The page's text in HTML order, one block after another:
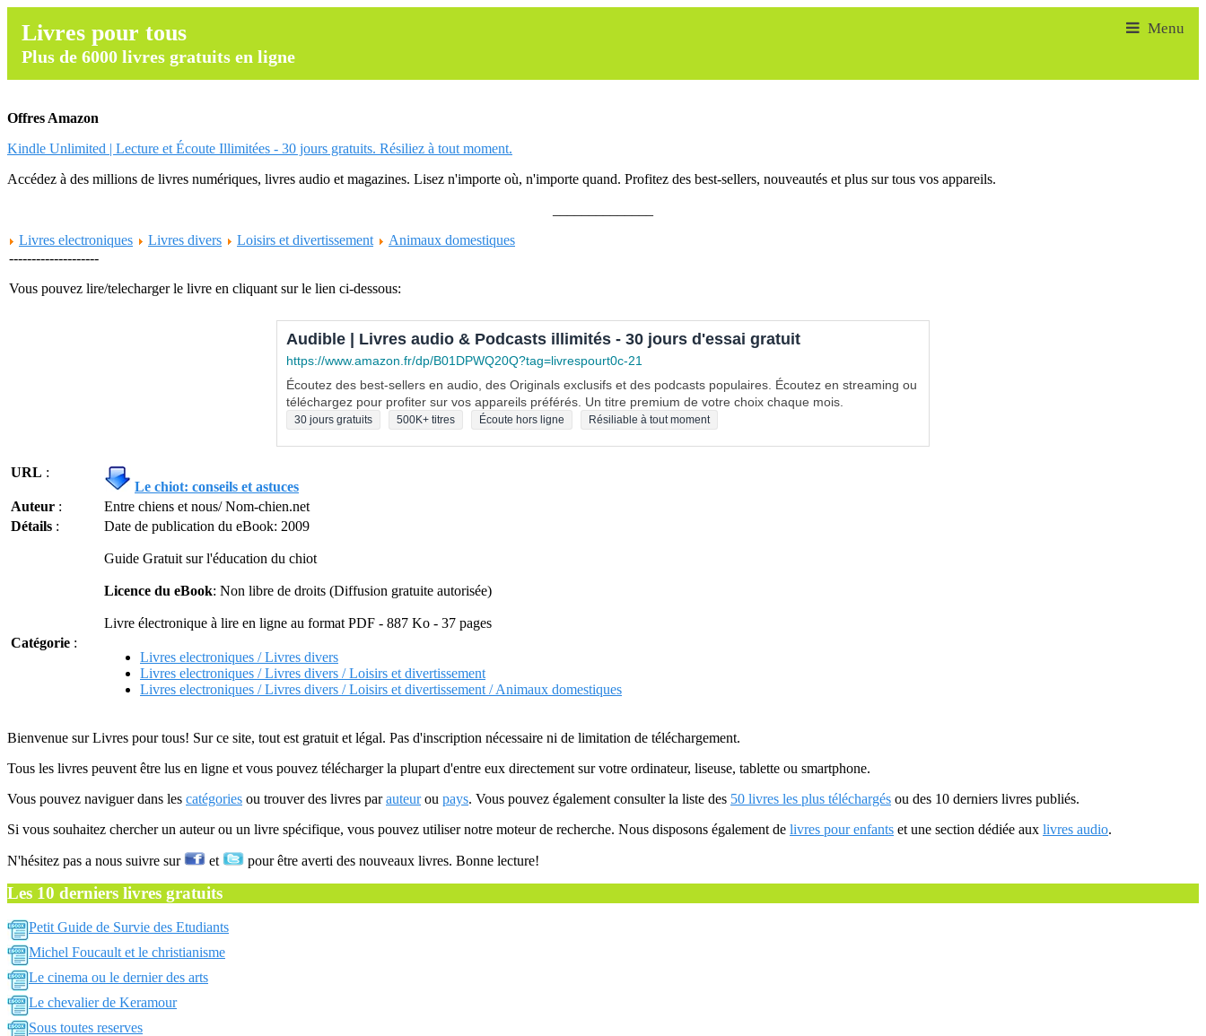
Livres pour tous
Plus de 6000 livres gratuits en ligne
Offres Amazon
Kindle Unlimited | Lecture et Écoute Illimitées - 30 jours gratuits. Résiliez à tout moment.
Accédez à des millions de livres numériques, livres audio et magazines. Lisez n'importe où, n'importe quand. Profitez des best-sellers, nouveautés et plus sur tous vos appareils.
Livres electroniques
Livres divers Loisirs et divertissement
Animaux domestiques
--------------------
Vous pouvez lire/telecharger le livre en cliquant sur le lien ci-dessous:
Audible | Livres audio & Podcasts illimités - 30 jours d'essai gratuit
https://www.amazon.fr/dp/B01DPWQ20Q?tag=livrespourt0c-21
Écoutez des best-sellers en audio, des Originals exclusifs et des podcasts populaires. Écoutez en streaming ou
téléchargez pour profiter sur vos appareils préférés. Un titre premium de votre choix chaque mois.
30 jours gratuits 500K+ titres Écoute hors ligne Résiliable à tout moment
URL :
Le chiot: conseils et astuces
Auteur :
Entre chiens et nous/ Nom-chien.net
Détails : Date de publication du eBook: 2009
Guide Gratuit sur l'éducation du chiot
Licence du eBook: Non libre de droits (Diffusion gratuite autorisée)
Livre électronique à lire en ligne au format PDF - 887 Ko - 37 pages
Catégorie :
Livres electroniques / Livres divers
Livres electroniques / Livres divers / Loisirs et divertissement
Livres electroniques / Livres divers / Loisirs et divertissement / Animaux domestiques
Bienvenue sur Livres pour tous! Sur ce site, tout est gratuit et légal. Pas d'inscription nécessaire ni de limitation de téléchargement.
Tous les livres peuvent être lus en ligne et vous pouvez télécharger la plupart d'entre eux directement sur votre ordinateur, liseuse, tablette ou smartphone.
Vous pouvez naviguer dans les catégories ou trouver des livres parauteurou pays. Vous pouvez également consulter la liste des 50 livres les plus téléchargés ou des 10 derniers livres publiés.
Si vous souhaitez chercher un auteur ou un livre spécifique, vous pouvez utiliser notre moteur de recherche. Nous disposons également de livres pour enfants et une section dédiée aux livres audio.
N'hésitez pas a nous suivre sur et pour être averti des nouveaux livres. Bonne lecture!
Les 10 derniers livres gratuits
Petit Guide de Survie des Etudiants
Michel Foucault et le christianisme
Le cinema ou le dernier des arts
Le chevalier de Keramour
Sous toutes reserves